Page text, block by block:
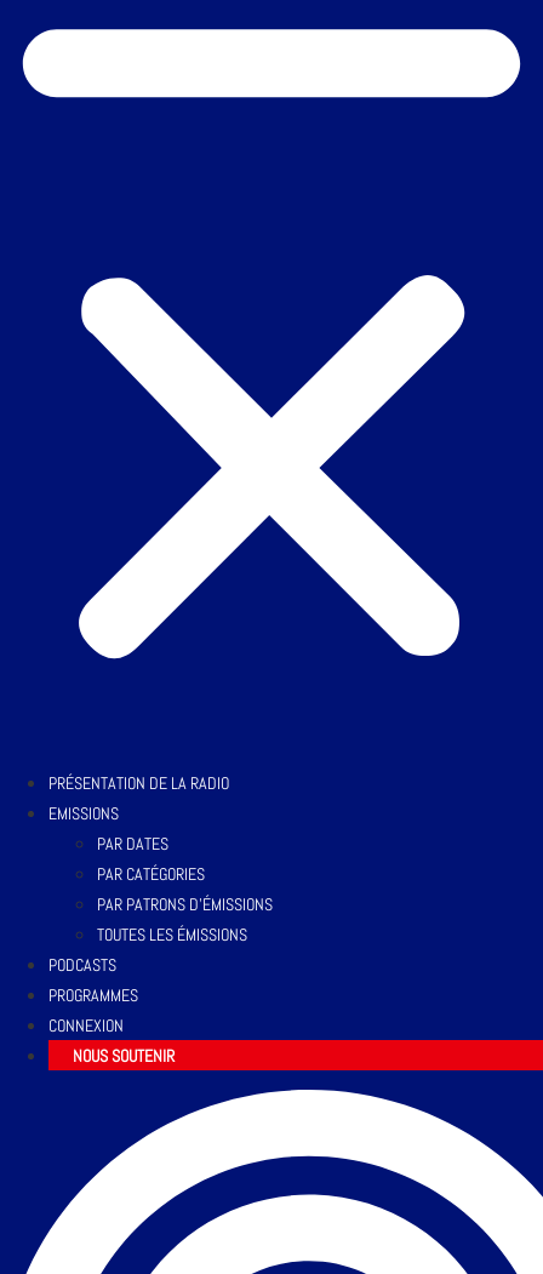
PRÉSENTATION DE LA RADIO
EMISSIONS
PAR DATES
PAR CATÉGORIES
PAR PATRONS D’ÉMISSIONS
TOUTES LES ÉMISSIONS
PODCASTS
PROGRAMMES
CONNEXION
NOUS SOUTENIR